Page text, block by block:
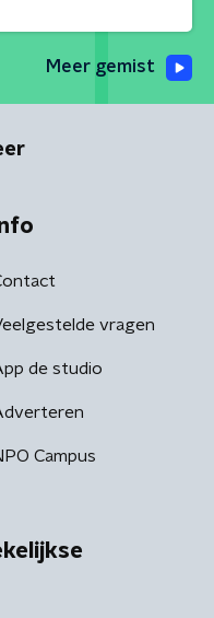
Meer gemist
vragen
de studio
Campus